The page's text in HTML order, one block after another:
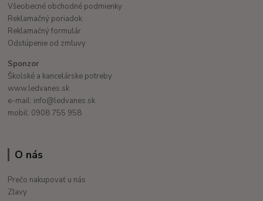
Všeobecné obchodné podmienky
Reklamačný poriadok
Reklamačný formulár
Odstúpenie od zmluvy
Sponzor
Školské a kancelárske potreby
www.ledvanes.sk
e-mail: info@ledvanes.sk
mobil: 0908 755 958
O nás
Prečo nakupovať u nás
Zľavy